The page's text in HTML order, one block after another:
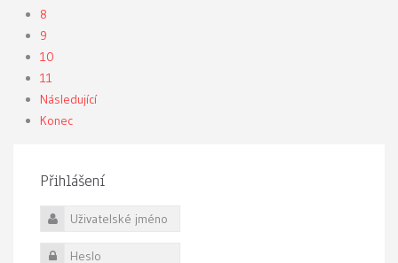
8
9
10
11
Následující
Konec
Přihlášení
Uživatelské jméno
Heslo